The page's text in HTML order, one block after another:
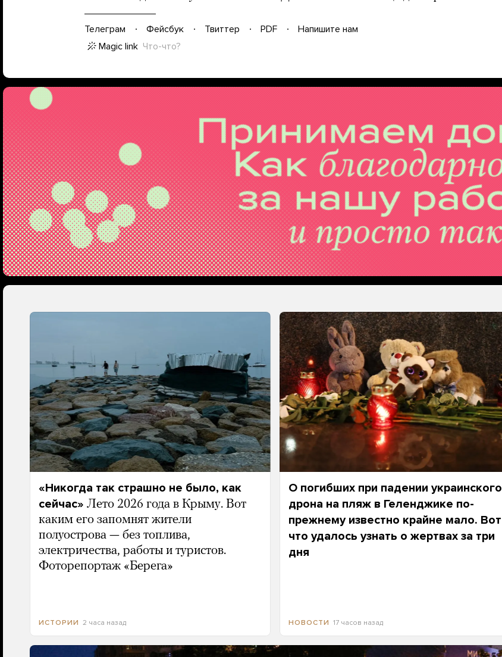
Телеграм Фейсбук Твиттер PDF
Напишите нам
Magic link Что-что?
«Никогда так страшно не было, как
сейчас» Лето 2026 года в Крыму. Вот
каким его запомнят жители
полуострова — без топлива,
электричества, работы и туристов.
Фоторепортаж «Берега»
ИСТОРИИ 2 часа назад
О погибших при падении украинского
дрона на пляж в Геленджике по-
прежнему известно крайне мало. Вот
что удалось узнать о жертвах за три
дня
НОВОСТИ 17 часов назад